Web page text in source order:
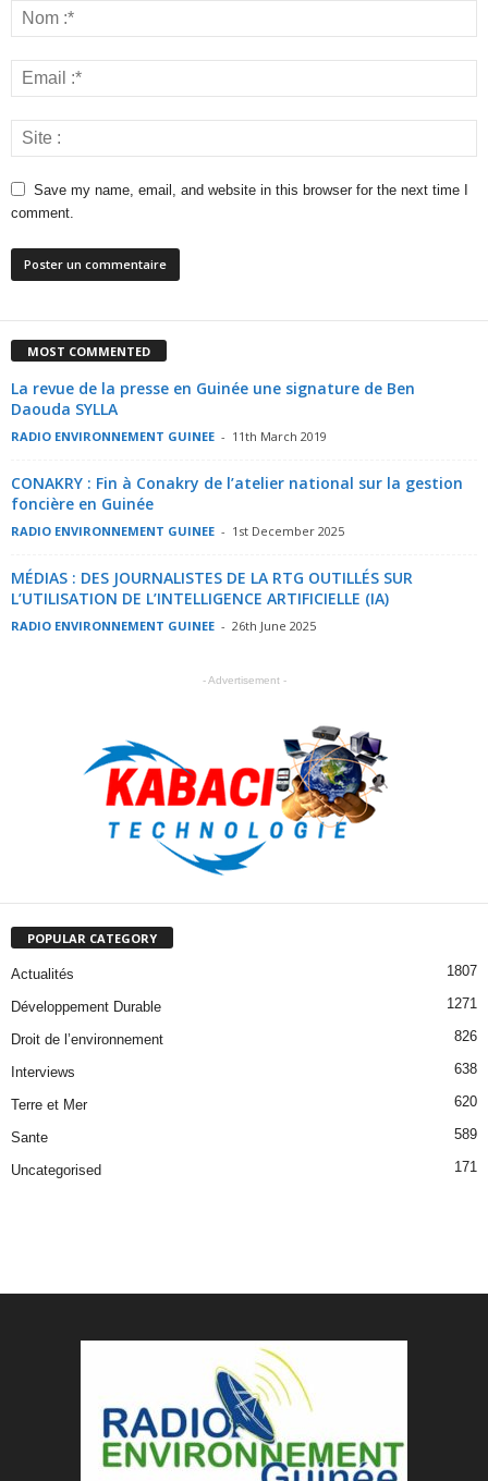
Save my name, email, and website in this browser for the next time I
comment.
MOST COMMENTED
La revue de la presse en Guinée une signature de Ben
Daouda SYLLA
RADIO ENVIRONNEMENT GUINEE - 11th March 2019
CONAKRY : Fin à Conakry de l’atelier national sur la gestion
foncière en Guinée
RADIO ENVIRONNEMENT GUINEE - 1st December 2025
MÉDIAS : DES JOURNALISTES DE LA RTG OUTILLÉS SUR
L’UTILISATION DE L’INTELLIGENCE ARTIFICIELLE (IA)
RADIO ENVIRONNEMENT GUINEE - 26th June 2025
- Advertisement -
POPULAR CATEGORY
Actualités 1807
Développement Durable 1271
Droit de l’environnement 826
Interviews 638
Terre et Mer 620
Sante 589
Uncategorised 171